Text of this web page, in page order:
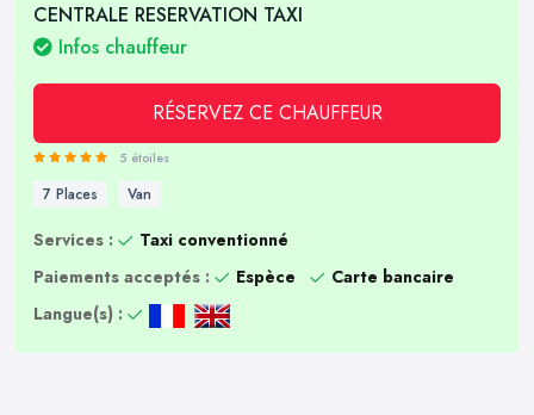
CENTRALE RESERVATION TAXI
Infos chauffeur
RÉSERVEZ CE CHAUFFEUR
5 étoiles
7 Places Van
Services :
Taxi conventionné
Paiements acceptés :
Espèce
Carte bancaire
Langue(s) :